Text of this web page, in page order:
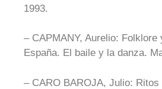
1993.
– CAPMANY, Aurelio:
España. El baile y la danza.
– CARO BAROJA, Julio: Ritos